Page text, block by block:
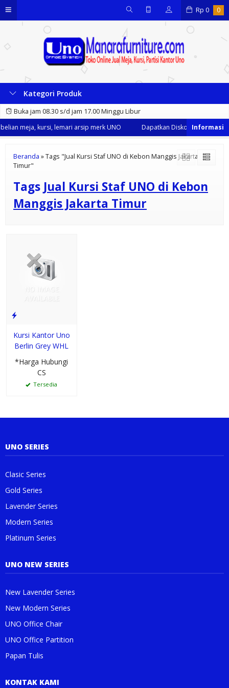
Rp 0 0
Kategori Produk
Buka jam 08.30 s/d jam 17.00 Minggu Libur
meja, kursi, lemari arsip merk UNO
Dapatkan Diskon 35% dari
Beranda »Tags "Jual Kursi Staf UNO di Kebon Manggis Jakarta
Timur"
Tags Jual Kursi Staf UNO di Kebon
Manggis Jakarta Timur
Kursi Kantor Uno
Berlin Grey WHL
*Harga Hubungi
CS
Tersedia
UNO SERIES
Clasic Series
Gold Series
Lavender Series
Modern Series
Platinum Series
UNO NEW SERIES
New Lavender Series
New Modern Series
UNO Office Chair
UNO Office Partition
Papan Tulis
KONTAK KAMI